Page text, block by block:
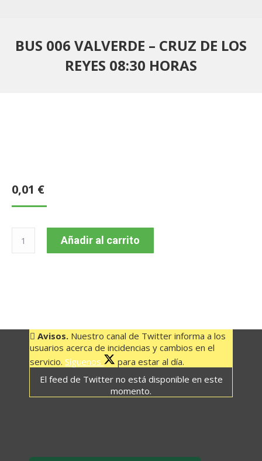
BUS 006 VALVERDE – CRUZ DE LOS
REYES 08:30 HORAS
0,01 €
REYES
08:30
HORAS
cantidad
Añadir al carrito
Avisos. Nuestro canal de Twitter informa a los
usuarios acerca de incidencias y cambios en el
servicio. Síguenos
para estar al día.
El feed de Twitter no está disponible en este
momento.